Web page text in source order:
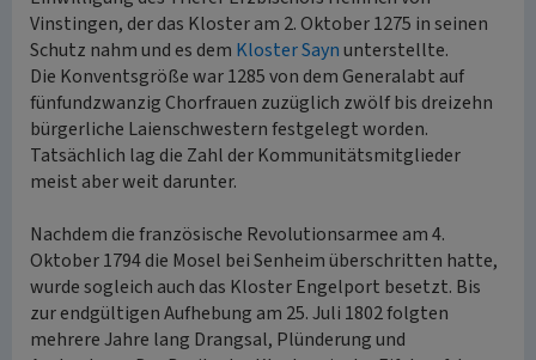
Vinstingen, der das Kloster am 2. Oktober 1275 in seinen
Schutz nahm und es dem Kloster Saynunterstellte.
Die Konventsgröße war 1285 von dem Generalabt auf
fünfundzwanzig Chorfrauen zuzüglich zwölf bis dreizehn
bürgerliche Laienschwestern festgelegt worden.
Tatsächlich lag die Zahl der Kommunitätsmitglieder
meist aber weit darunter.
Nachdem die französische Revolutionsarmee am 4.
Oktober 1794 die Mosel bei Senheim überschritten hatte,
wurde sogleich auch das Kloster Engelport besetzt. Bis
zur endgültigen Aufhebung am 25. Juli 1802 folgten
mehrere Jahre lang Drangsal, Plünderung und